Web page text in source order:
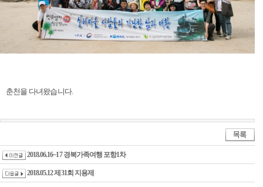
춘천을 다녀왔습니다.
2018.06.16~17 경북가족여행 포항1차
2018.05.12 제31회 지용제